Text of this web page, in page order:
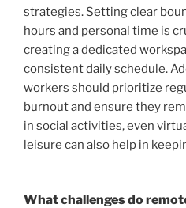
strategies. Setting clear
hours and personal time is
creating a dedicated
consistent daily schedule.
workers should prioritize
burnout and ensure they
in social activities, even
leisure can also help in
What challenges do